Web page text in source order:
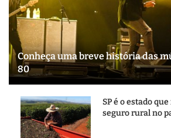
Conheça uma breve história das
80
SP é o estado
seguro rural no